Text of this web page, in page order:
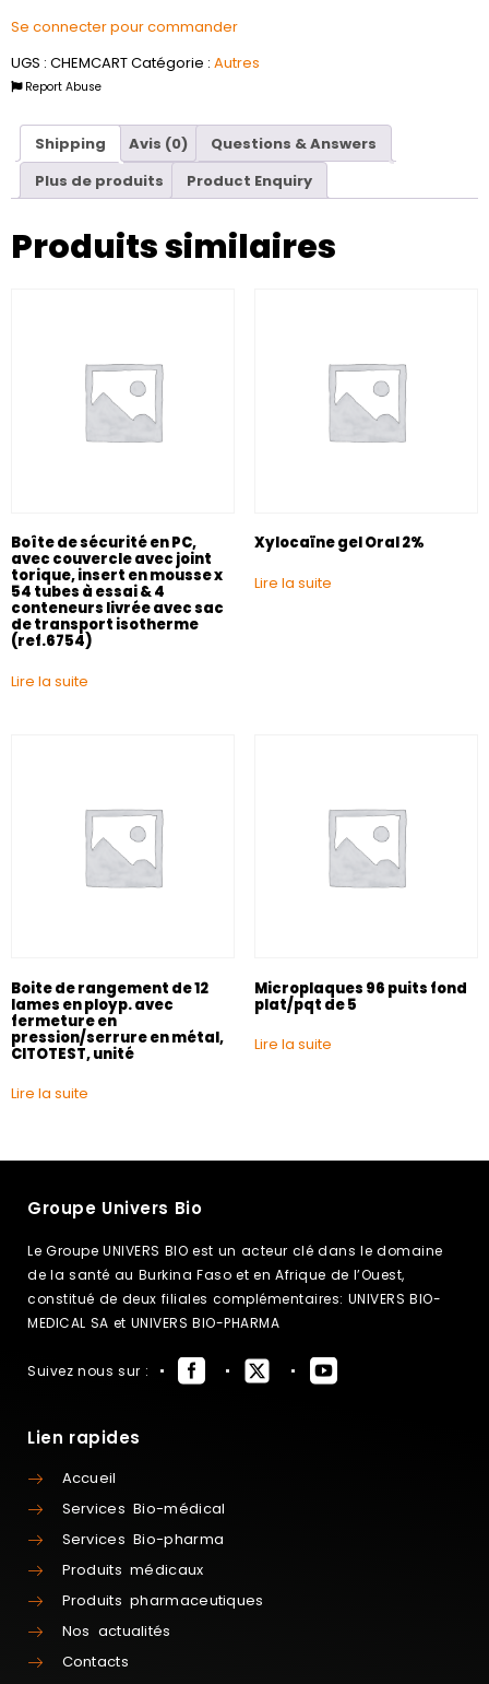
Se connecter pour commander
UGS : CHEMCARTCatégorie : Autres
Report Abuse
Shipping Avis (0)
Questions & Answers
Plus de produits
Product Enquiry
Produits similaires
Boîte de sécurité en PC,
avec couvercle avec joint
torique, insert en mousse x
54 tubes à essai & 4
conteneurs livrée avec sac
de transport isotherme
(ref.6754)
Lire la suite
Xylocaïne gel Oral 2%
Lire la suite
Boite de rangement de 12
lames en ployp. avec
fermeture en
pression/serrure en métal,
CITOTEST, unité
Lire la suite
Microplaques 96 puits fond
plat/pqt de 5
Lire la suite
Groupe Univers Bio
Le Groupe UNIVERS BIO est un acteur clé dans le domaine
de la santé au Burkina Faso et en Afrique de l’Ouest,
constitué de deux filiales complémentaires: UNIVERS BIO-
MEDICAL SA et UNIVERS BIO-PHARMA
Suivez nous sur :
Lien rapides
Accueil
Services Bio-médical
Services Bio-pharma
Produits médicaux
Produits pharmaceutiques
Nos actualités
Contacts